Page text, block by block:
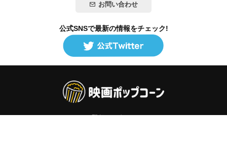
お問い合わせ
公式SNSで最新の情報をチェック!